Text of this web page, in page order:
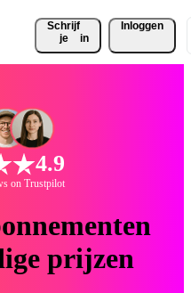
Schrijf
je
in
Inloggen
4.9
on Trustpilot
prijzen